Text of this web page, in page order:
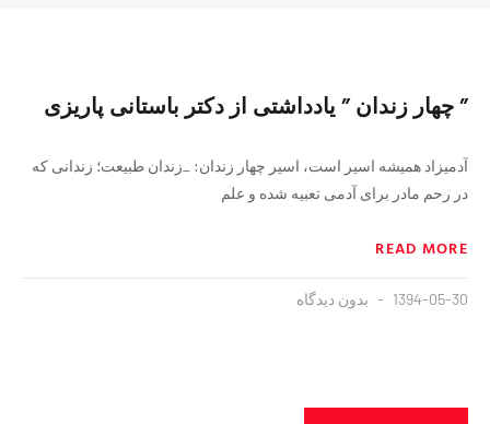
” ﭼﻬﺎﺭ ﺯﻧﺪﺍﻥ ” یادداشتی از دکتر باستانی پاریزی
ﺁﺩﻣﯿﺰﺍﺩ ﻫﻤﯿﺸﻪ ﺍﺳﯿﺮ ﺍﺳﺖ، ﺍﺳﯿﺮ ﭼﻬﺎﺭ ﺯﻧﺪﺍﻥ: _ﺯﻧﺪﺍﻥ ﻃﺒﯿﻌﺖ؛ ﺯﻧﺪﺍﻧﯽ ﮐﻪ
ﺩﺭ ﺭﺣﻢ ﻣﺎﺩﺭ ﺑﺮﺍﯼ ﺁﺩﻣﯽ ﺗﻌﺒﯿﻪ ﺷﺪﻩ ﻭ ﻋﻠﻢ
READ MORE
1394-05-30 بدون دیدگاه